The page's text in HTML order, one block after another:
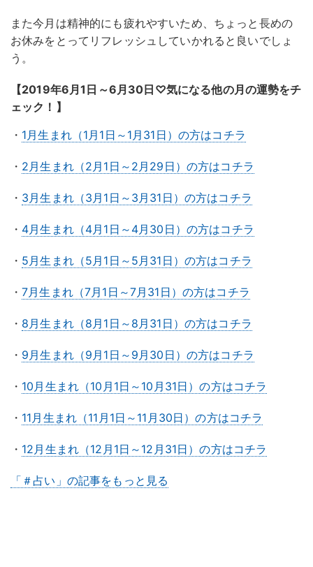
また今月は精神的にも疲れやすいため、ちょっと長めの
お休みをとってリフレッシュしていかれると良いでしょ
う。
【2019年6月1日～6月30日♡気になる他の月の運勢をチ
ェック！】
・ 1月生まれ（1月1日～1月31日）の方はコチラ
・ 2月生まれ（2月1日～2月29日）の方はコチラ
・ 3月生まれ（3月1日～3月31日）の方はコチラ
・ 4月生まれ（4月1日～4月30日）の方はコチラ
・ 5月生まれ（5月1日～5月31日）の方はコチラ
・7月生まれ（7月1日～7月31日）の方はコチラ
・ 8月生まれ（8月1日～8月31日）の方はコチラ
・ 9月生まれ（9月1日～9月30日）の方はコチラ
・ 10月生まれ（10月1日～10月31日）の方はコチラ
・ 11月生まれ（11月1日～11月30日）の方はコチラ
・ 12月生まれ（12月1日～12月31日）の方はコチラ
「＃占い」の記事をもっと見る